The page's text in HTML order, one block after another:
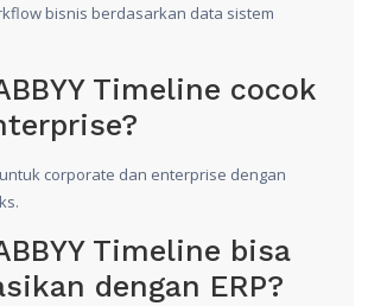
bisnis berdasarkan data sistem
Timeline cocok
corporate dan enterprise dengan
Timeline bisa
dengan ERP?